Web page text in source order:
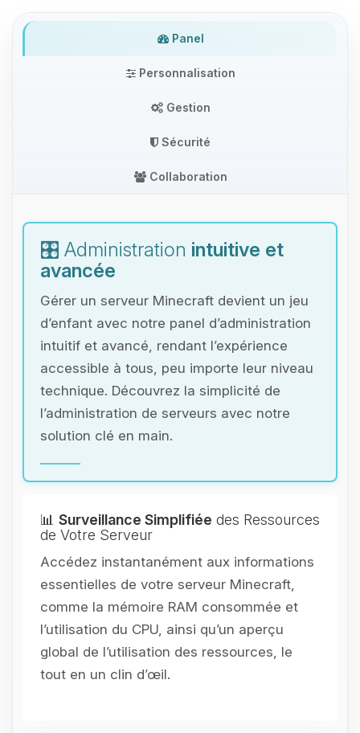
Panel
Personnalisation
Gestion
Sécurité
Collaboration
🎛️ Administration intuitive et
avancée
Gérer un serveur Minecraft devient un jeu
d’enfant avec notre panel d’administration
intuitif et avancé, rendant l’expérience
accessible à tous, peu importe leur niveau
technique. Découvrez la simplicité de
l’administration de serveurs avec notre
solution clé en main.
📊 Surveillance Simplifiée des Ressources
de Votre Serveur
Accédez instantanément aux informations
essentielles de votre serveur Minecraft,
comme la mémoire RAM consommée et
l’utilisation du CPU, ainsi qu’un aperçu
global de l’utilisation des ressources, le
tout en un clin d’œil.